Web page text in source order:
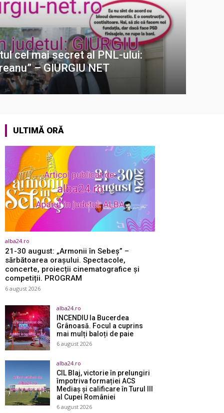
cel mai secret al PNL-ului:
– GIURGIU NET
ULTIMĂ ORĂ
alba24.ro
21-30 august: „Armonii în Sebeș” –
sărbătoarea orașului. Spectacole,
concerte, proiecții cinematografice și
competiții. PROGRAM
6 august 2026
alba24.ro
INCENDIU la Bucerdea
Grânoasă. Focul a cuprins
mai mulți baloți de paie
6 august 2026
alba24.ro
CIL Blaj, victorie în prelungiri
împotriva formației ACS
Mediaș și calificare în Turul III
al Cupei României
6 august 2026